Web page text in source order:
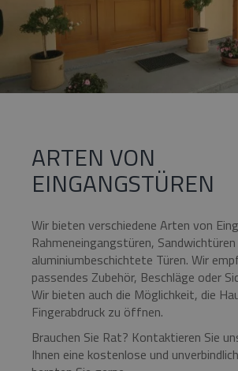
ARTEN VON
EINGANGSTÜREN
Wir bieten verschiedene Arten von
Rahmeneingangstüren, Sandwichtüren
aluminiumbeschichtete Türen. Wir
passendes Zubehör, Beschläge oder
Wir bieten auch die Möglichkeit, die
Fingerabdruck zu öffnen.
Brauchen Sie Rat? Kontaktieren Sie
Ihnen eine kostenlose und
Unbedingt erforderlich
Targeting
Funktionalität
Ohne die unbedingt erforderlichen
kann die Website nicht ordnungsgemäß
verwendet werden.
pum-7412
CookieScriptConsent